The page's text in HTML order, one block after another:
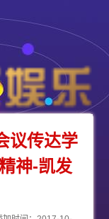
议传达学
神-凯发